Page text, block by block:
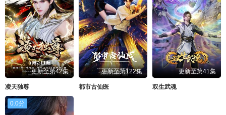
更新至第42集
凌天独尊
更新至第122集
都市古仙医
更新至第41集
双生武魂
0.0分